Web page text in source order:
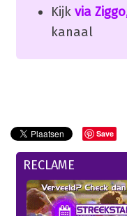
Kijk via
kanaal
Save
RECLAME